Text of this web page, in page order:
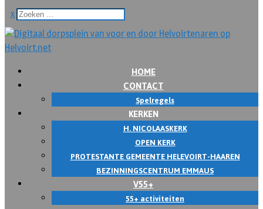
x
HOME
CONTACT
Spelregels
KERKEN
H. NICOLAASKERK
OPEN KERK
PROTESTANTE GEMEENTE HELEVOIRT-HAAREN
BEZINNINGSCENTRUM EMMAUS
V55+
55+ activiteiten